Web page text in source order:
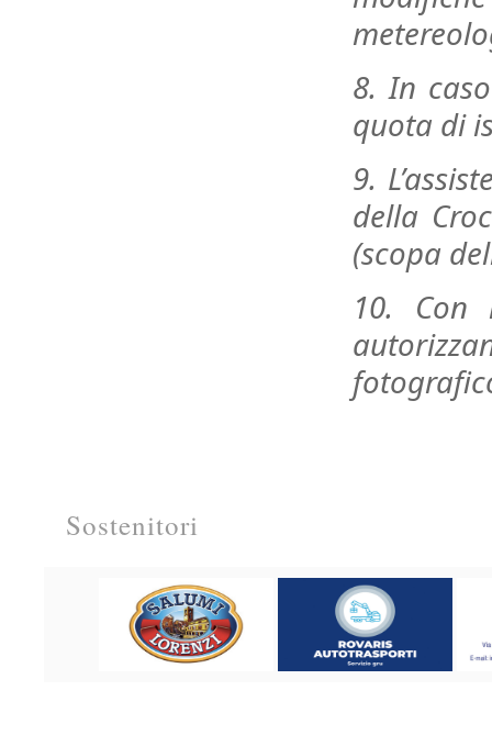
8. In
quota di
9.
della
(scopa
10. Con
Sostenitori